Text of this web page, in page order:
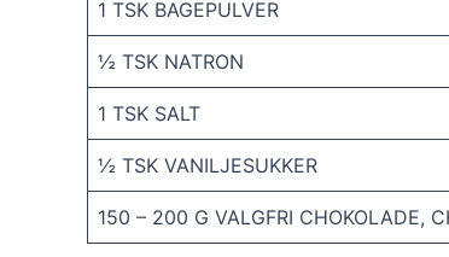
1 TSK BAGEPULVER
½ TSK NATRON
1 TSK SALT
½ TSK VANILJESUKKER
150 – 200 G VALGFRI CHOKOLADE,